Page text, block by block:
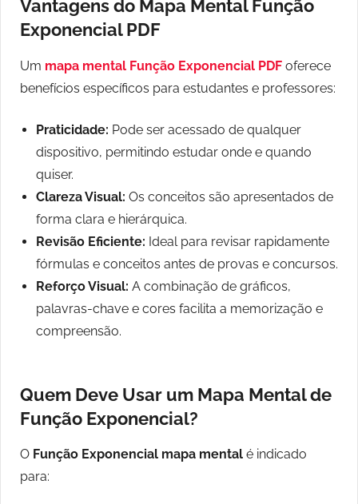
Vantagens do Mapa Mental Função
Exponencial PDF
Um mapa mental Função Exponencial PDF oferece
benefícios específicos para estudantes e professores:
Praticidade: Pode ser acessado de qualquer
dispositivo, permitindo estudar onde e quando
quiser.
Clareza Visual: Os conceitos são apresentados de
forma clara e hierárquica.
Revisão Eficiente: Ideal para revisar rapidamente
fórmulas e conceitos antes de provas e concursos.
Reforço Visual: A combinação de gráficos,
palavras-chave e cores facilita a memorização e
compreensão.
Quem Deve Usar um Mapa Mental de
Função Exponencial?
O Função Exponencial mapa mental é indicado
para: